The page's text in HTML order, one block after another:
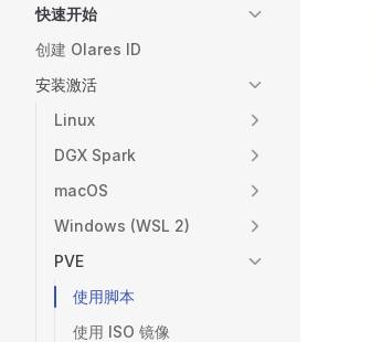
快速开始
创建 Olares ID
安装激活
Linux
DGX Spark
macOS
Windows (WSL 2)
PVE
使用脚本
使用 ISO 镜像